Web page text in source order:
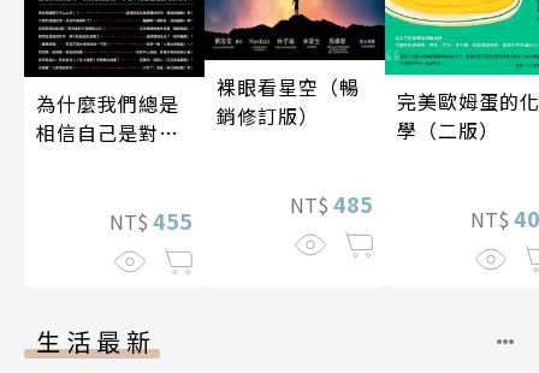
為什麼我們總是
相信自己是對
NT$ 455
裸眼看星空（暢
銷修訂版）
NT$ 485
完美歐姆蛋的化
學（二版）
NT$
生活最新